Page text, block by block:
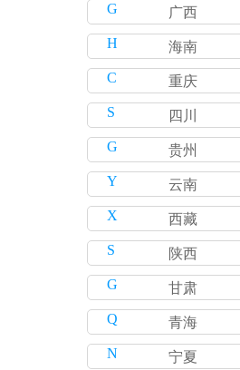
G
广西
H
海南
C
重庆
S
四川
G
贵州
Y
云南
X
西藏
S
陕西
G
甘肃
Q
青海
N
宁夏